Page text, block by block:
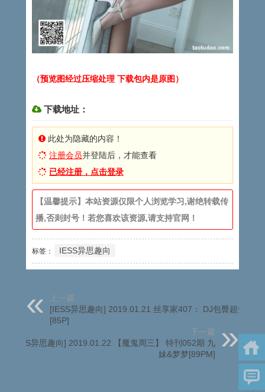
（预览图经过压缩处理 下载包内是原图）
下载地址：
此处为隐藏的内容！
注册会员并登陆后，才能查看
已经注册，点击登录
【温馨提示】本站资源仅限个人浏览学习,谢绝转载传
播,否则封号！若您喜欢该资源,请支持官网！
标签： IESS异思趣向
上一篇
[IESS异思趣向] 2019.01.21 丝享家407： DJ包臀超短裙
[85P]
下一篇
[IESS异思趣向] 2019.01.22 【魔鬼周三】 特刊052期 九
妹&梦梦[89PM]